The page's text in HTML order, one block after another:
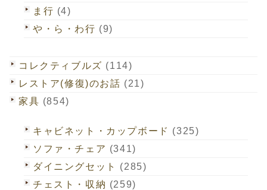
ま行 (4)
や・ら・わ行 (9)
コレクティブルズ (114)
レストア(修復)のお話 (21)
家具 (854)
キャビネット・カップボード (325)
ソファ・チェア (341)
ダイニングセット
(285)
チェスト・収納 (259)